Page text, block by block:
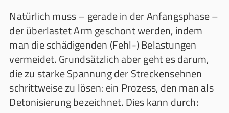
Natürlich muss – gerade in der Anfangsphase –
der überlastet Arm geschont werden, indem
man die schädigenden (Fehl-) Belastungen
vermeidet. Grundsätzlich aber geht es darum,
die zu starke Spannung der Streckensehnen
schrittweise zu lösen: ein Prozess, den man als
Detonisierung bezeichnet. Dies kann durch: